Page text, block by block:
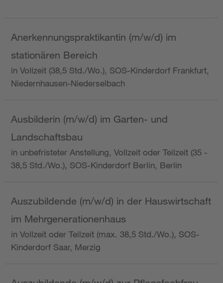
Anerkennungspraktikantin (m/w/d) im
stationären Bereich
in Vollzeit (38,5 Std./Wo.), SOS-Kinderdorf Frankfurt,
Niedernhausen-Niederselbach
Ausbilderin (m/w/d) im Garten- und
Landschaftsbau
in unbefristeter Anstellung, Vollzeit oder Teilzeit (35 -
38,5 Std./Wo.), SOS-Kinderdorf Berlin, Berlin
Auszubildende (m/w/d) in der Hauswirtschaft
im Mehrgenerationenhaus
in Vollzeit oder Teilzeit (max. 38,5 Std./Wo.), SOS-
Kinderdorf Saar, Merzig